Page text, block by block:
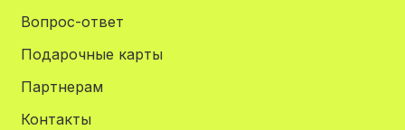
Вопрос-ответ
Подарочные карты
Партнерам
Контакты